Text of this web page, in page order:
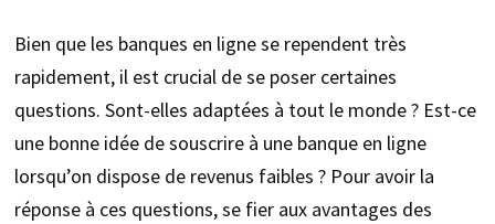
Bien que les banques en ligne se rependent très
rapidement, il est crucial de se poser certaines
questions. Sont-elles adaptées à tout le monde ? Est-ce
une bonne idée de souscrire à une banque en ligne
lorsqu’on dispose de revenus faibles ? Pour avoir la
réponse à ces questions, se fier aux avantages des